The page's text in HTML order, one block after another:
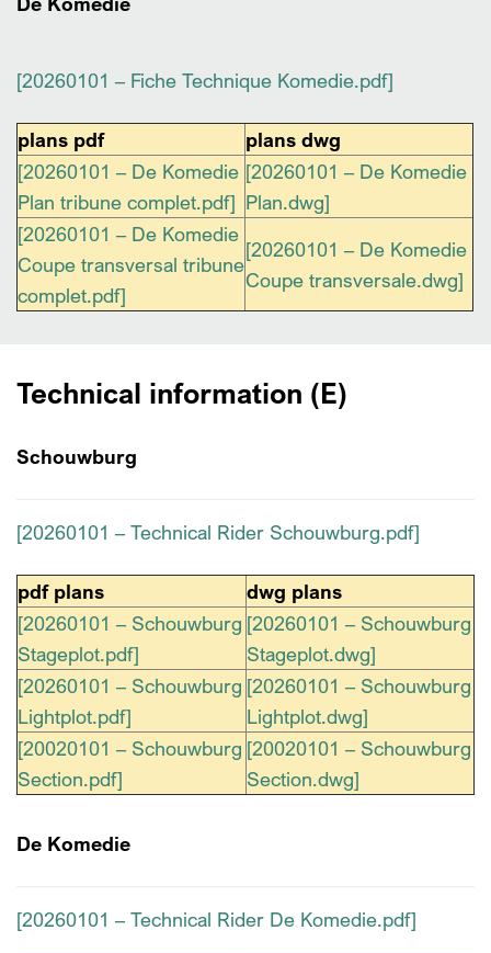
[20260101 – Fiche Technique Komedie.pdf]
plans pdf
plans dwg
[20260101 – De Komedie
Plan tribune complet.pdf]
[20260101 – De Komedie
Plan.dwg]
[20260101 – De Komedie
Coupe transversal tribune
complet.pdf]
[20260101 – De Komedie
Coupe transversale.dwg]
Technical information (E)
Schouwburg
[20260101 – Technical Rider Schouwburg.pdf]
pdf plans
dwg plans
[20260101 – Schouwburg
Stageplot.pdf]
[20260101 – Schouwburg
Stageplot.dwg]
[20260101 – Schouwburg
Lightplot.pdf]
[20260101 – Schouwburg
Lightplot.dwg]
[20020101 – Schouwburg
Section.pdf]
[20020101 – Schouwburg
Section.dwg]
De Komedie
[20260101 – Technical Rider De Komedie.pdf]